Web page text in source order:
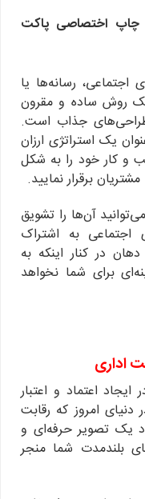
چاپ اختصاصی پاکت
اجتماعی، رسانه‌ها یا
یک روش ساده و مقرون
جذاب است.
یک استراتژی ارزان
و کار خود را به شکل
برقرار نمایید.
آن‌ها را تشویق
اجتماعی به اشتراک
در کنار اینکه به
برای شما نخواهد
اداری
اعتماد و اعتبار
امروز که رقابت
یک تصویر حرفه‌ای و
بلندمدت شما منجر